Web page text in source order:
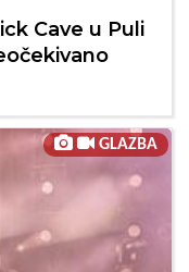
Cave u Puli
GLAZBA